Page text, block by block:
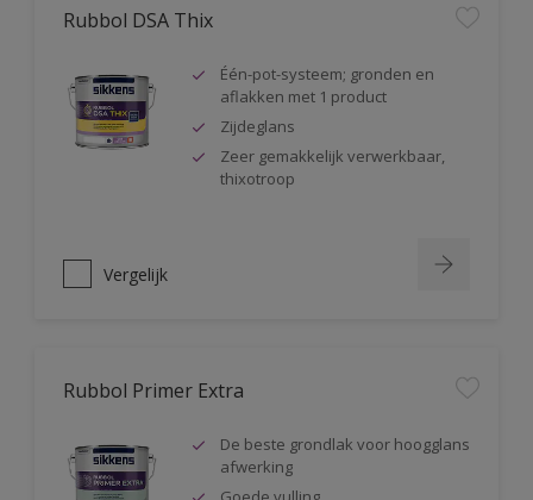
Rubbol DSA Thix
Één-pot-systeem; gronden en
aflakken met 1 product
Zijdeglans
Zeer gemakkelijk verwerkbaar,
thixotroop
Vergelijk
Rubbol Primer Extra
De beste grondlak voor hoogglans
afwerking